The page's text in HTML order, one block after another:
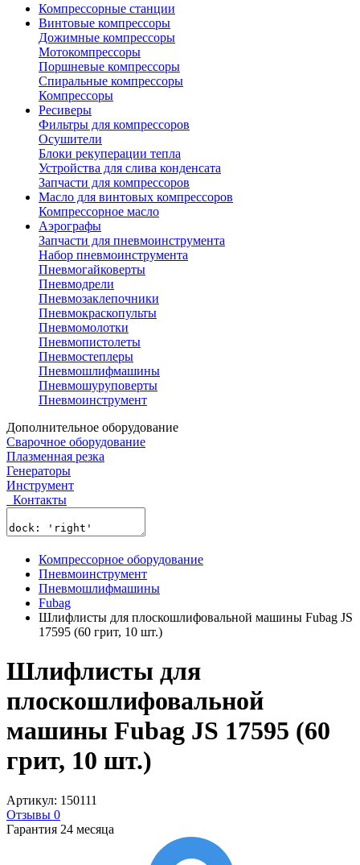
Компрессорные станции
Винтовые компрессоры
Дожимные компрессоры
Мотокомпрессоры
Поршневые компрессоры
Спиральные компрессоры
Компрессоры
Ресиверы
Фильтры для компрессоров
Осушители
Блоки рекуперации тепла
Устройства для слива конденсата
Запчасти для компрессоров
Масло для винтовых компрессоров
Компрессорное масло
Аэрографы
Запчасти для пневмоинструмента
Набор пневмоинструмента
Пневмогайковерты
Пневмодрели
Пневмозаклепочники
Пневмокраскопульты
Пневмомолотки
Пневмопистолеты
Пневмостеплеры
Пневмошлифмашины
Пневмошуруповерты
Пневмоинструмент
Дополнительное оборудование
Сварочное оборудование
Плазменная резка
Генераторы
Инструмент
Контакты
Компрессорное оборудование
Пневмоинструмент
Пневмошлифмашины
Fubag
Шлифлисты для плоскошлифовальной машины Fubag JS
17595 (60 грит, 10 шт.)
Шлифлисты для
плоскошлифовальной
машины Fubag JS 17595 (60
грит, 10 шт.)
Артикул: 150111
Отзывы 0
Гарантия 24 месяца